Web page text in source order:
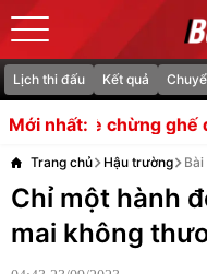
Lịch thi đấu Kết quả
Mới nhất:
ghế dự bị của ĐT Việt
Trang chủ Hậu trường
Chỉ một hành
mai không